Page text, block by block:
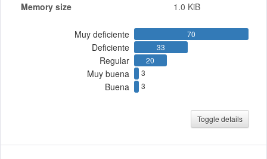
Memory size
1.0 KiB
Muy deficiente 70
Deficiente 33
Regular 20
Muy buena 3
Buena 3
Toggle details